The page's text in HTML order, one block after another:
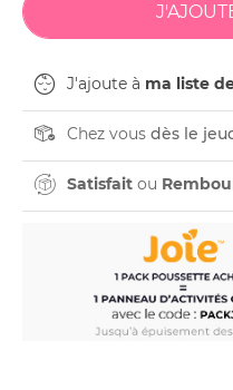
J'ajoute à ma liste
Chez vous dès le
Satisfait ou